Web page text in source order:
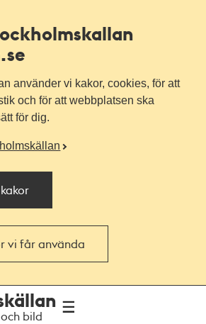
använder vi kakor, cookies, för att
och för att webbplatsen ska
för dig.
vi får använda
bild